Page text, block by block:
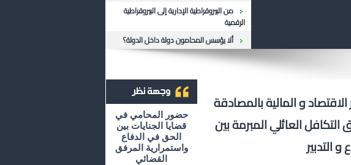
من البيروقراطية الإدارية إلى البيروقراطية
الرقمية
ألا يؤسس المحامون دولة داخل الدولة؟
حضور المحامي في
قضايا الجنايات بين
الحق في الدفاع
واستمرارية المرفق
القضائي
و المالية بالمصادقة
العائلي المبرمة بين
التدبير